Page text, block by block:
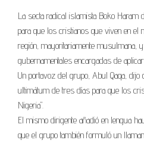
La secta radical islamista Boko
para que los cristianos que viven en el
región, mayoritariamente musulmana,
gubernamentales encargadas de
Un portavoz del grupo, Abul Qaqa,
ultimátum de tres días para que los
Nigeria".
El mismo dirigente añadió en lengua
que el grupo también formuló un